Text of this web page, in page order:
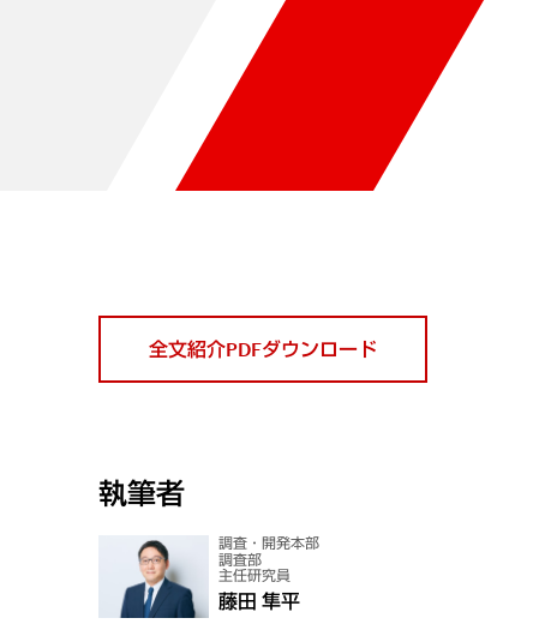
全文紹介PDFダウンロード
執筆者
調査・開発本部
調査部
主任研究員
藤田 隼平